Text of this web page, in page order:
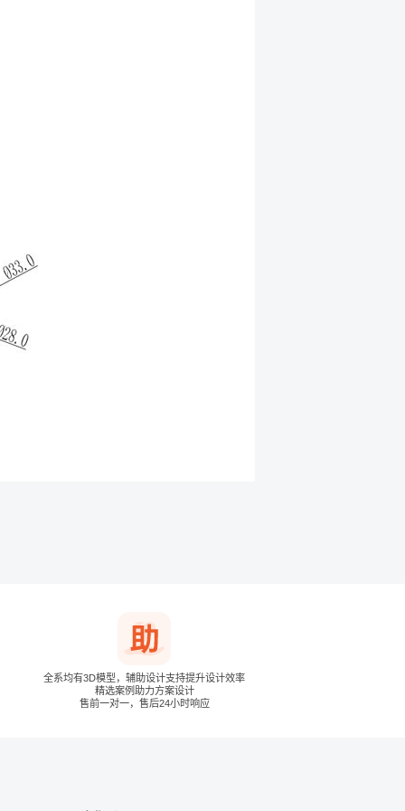
全系均有3D模型，辅助设计支持提升设计效率
精选案例助力方案设计
售前一对一，售后24小时响应